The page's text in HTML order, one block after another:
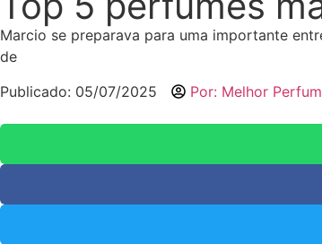
Marcio se preparava para uma importante
de
Publicado: 05/07/2025 Por: Melhor